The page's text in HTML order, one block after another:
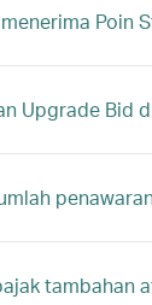
Poin
Upgrade Bid
tambahan